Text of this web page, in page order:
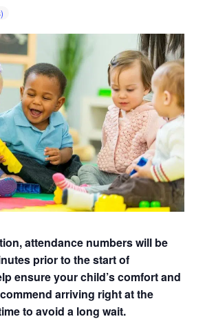
attendance numbers will be
prior to the start of
ensure your child’s comfort and
arriving right at the
to avoid a long wait.